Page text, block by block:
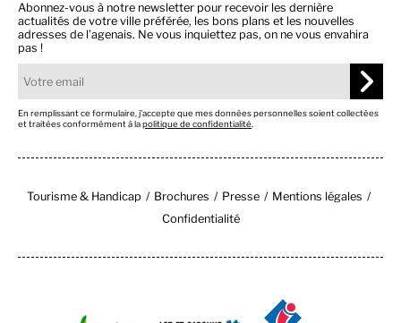
Abonnez-vous à notre newsletter pour recevoir les dernière
actualités de votre ville préférée, les bons plans et les nouvelles
adresses de l’agenais. Ne vous inquiettez pas, on ne vous envahira
pas !
En remplissant ce formulaire, j’accepte que mes données personnelles soient collectées
et traitées conformément à lapolitique de confidentialité
Tourisme & Handicap Brochures Presse
Mentions légales
Confidentialité